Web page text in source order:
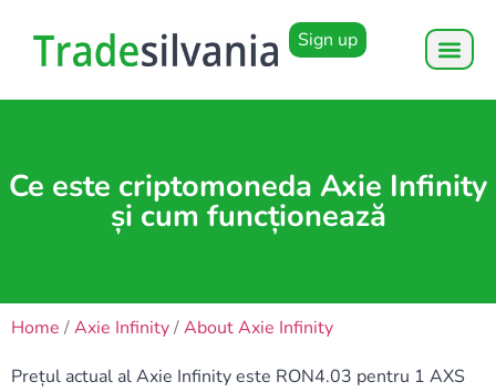
Sign up
Ce este criptomoneda Axie Infinity
și cum funcționează
Home /Axie Infinity/About Axie Infinity
Prețul actual al Axie Infinity este RON4.03 pentru 1 AXS